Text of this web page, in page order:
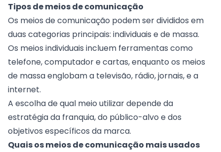
Tipos de meios de comunicação
Os meios de comunicação podem ser divididos em
duas categorias principais: individuais e de massa.
Os meios individuais incluem ferramentas como
telefone, computador e cartas, enquanto os meios
de massa englobam a televisão, rádio, jornais, e a
internet.
A escolha de qual meio utilizar depende da
estratégia da franquia, do público-alvo e dos
objetivos específicos da marca.
Quais os meios de comunicação mais usados